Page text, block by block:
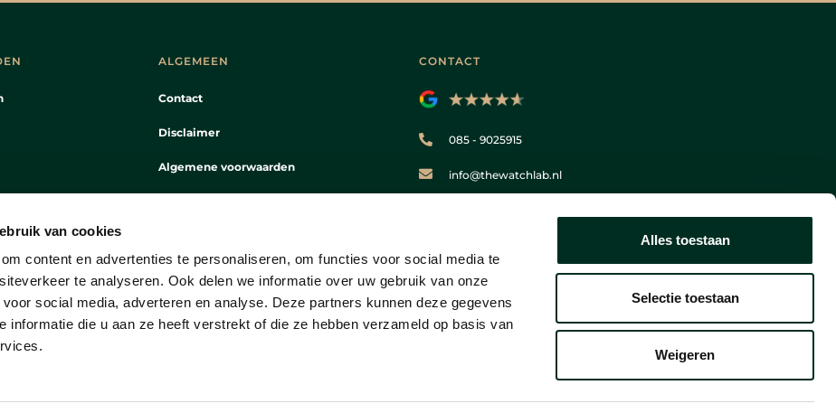
van cookies
content en advertenties te personaliseren, om functies voor social media te
te analyseren. Ook delen we informatie over uw gebruik van onze
social media, adverteren en analyse. Deze partners kunnen deze gegevens
informatie die u aan ze heeft verstrekt of die ze hebben verzameld op basis van
Alles toestaan
Selectie toestaan
Weigeren
ALGEMEEN
Contact
Disclaimer
Algemene voorwaarden
CONTACT
085 - 9025915
info@thewatchlab.nl
KvK 53505778